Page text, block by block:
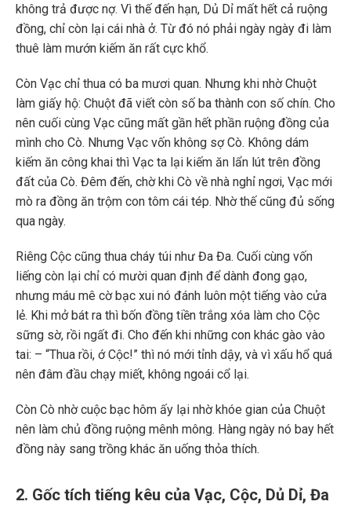
không trả được nợ. Vì thế đến hạn, Dủ Dỉ mất hết cả ruộng
đồng, chỉ còn lại cái nhà ở. Từ đó nó phải ngày ngày đi làm
thuê làm mướn kiếm ăn rất cực khổ.
Còn Vạc chỉ thua có ba mươi quan. Nhưng khi nhờ Chuột
làm giấy hộ: Chuột đã viết còn số ba thành con số chín. Cho
nên cuối cùng Vạc cũng mất gần hết phần ruộng đồng của
mình cho Cò. Nhưng Vạc vốn không sợ Cò. Không dám
kiếm ăn công khai thì Vạc ta lại kiếm ăn lẩn lút trên đồng
đất của Cò. Đêm đến, chờ khi Cò về nhà nghỉ ngơi, Vạc mới
mò ra đồng ăn trộm con tôm cái tép. Nhờ thế cũng đủ sống
qua ngày.
Riêng Cộc cũng thua cháy túi như Đa Đa. Cuối cùng vốn
liếng còn lại chỉ có mười quan định để dành đong gạo,
nhưng máu mê cờ bạc xui nó đánh luôn một tiếng vào cửa
lẻ. Khi mở bát ra thì bốn đồng tiền trắng xóa làm cho Cộc
sững sờ, rồi ngất đi. Cho đến khi những con khác gào vào
tai: – “Thua rồi, ớ Cộc!” thì nó mới tỉnh dậy, và vì xấu hổ quá
nên đâm đầu chạy miết, không ngoái cổ lại.
Còn Cò nhờ cuộc bạc hôm ấy lại nhờ khóe gian của Chuột
nên làm chủ đồng ruộng mênh mông. Hàng ngày nó bay hết
đồng này sang trồng khác ăn uống thỏa thích.
2. Gốc tích tiếng kêu của Vạc, Cộc, Dủ Dỉ, Đa